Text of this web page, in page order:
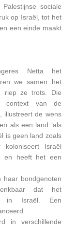
sociale
op Israël, tot het
een einde maakt
Netta het
we samen het
riep ze trots. Die
context van de
illustreert de wens
als een land ‘als
is geen land zoals
Israël
en heeft het een
haar bondgenoten
dat het
in Israël. Een
in verschillende